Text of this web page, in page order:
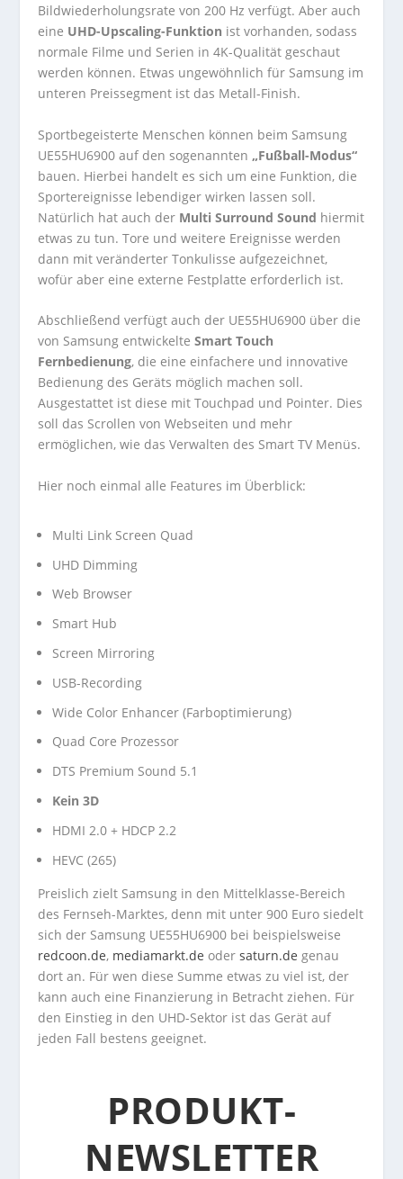
Bildwiederholungsrate von 200 Hz verfügt. Aber auch
eine UHD-Upscaling-Funktion ist vorhanden, sodass
normale Filme und Serien in 4K-Qualität geschaut
werden können. Etwas ungewöhnlich für Samsung im
unteren Preissegment ist das Metall-Finish.
Sportbegeisterte Menschen können beim Samsung
UE55HU6900 auf den sogenannten „Fußball-Modus“
bauen. Hierbei handelt es sich um eine Funktion, die
Sportereignisse lebendiger wirken lassen soll.
Natürlich hat auch der Multi Surround Sound hiermit
etwas zu tun. Tore und weitere Ereignisse werden
dann mit veränderter Tonkulisse aufgezeichnet,
wofür aber eine externe Festplatte erforderlich ist.
Abschließend verfügt auch der UE55HU6900 über die
von Samsung entwickelteSmart Touch
Fernbedienung, die eine einfachere und innovative
Bedienung des Geräts möglich machen soll.
Ausgestattet ist diese mit Touchpad und Pointer. Dies
soll das Scrollen von Webseiten und mehr
ermöglichen, wie das Verwalten des Smart TV Menüs.
Hier noch einmal alle Features im Überblick:
Multi Link Screen Quad
UHD Dimming
Web Browser
Smart Hub
Screen Mirroring
USB-Recording
Wide Color Enhancer (Farboptimierung)
Quad Core Prozessor
DTS Premium Sound 5.1
Kein 3D
HDMI 2.0 + HDCP 2.2
HEVC (265)
Preislich zielt Samsung in den Mittelklasse-Bereich
des Fernseh-Marktes, denn mit unter 900 Euro siedelt
sich der Samsung UE55HU6900 bei beispielsweise
redcoon.de, mediamarkt.de odersaturn.de genau
dort an. Für wen diese Summe etwas zu viel ist, der
kann auch eine Finanzierung in Betracht ziehen. Für
den Einstieg in den UHD-Sektor ist das Gerät auf
jeden Fall bestens geeignet.
PRODUKT-
NEWSLETTER